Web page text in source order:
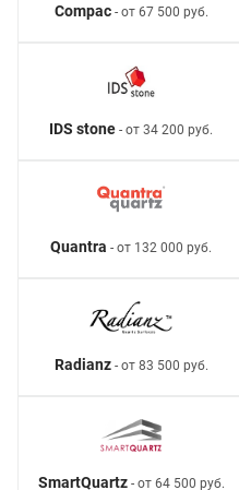
Compac- от 67 500 руб.
IDS stone - от 34 200 руб.
Quantra - от 132 000 руб.
Radianz- от 83 500 руб.
SmartQuartz- от 64 500 руб.